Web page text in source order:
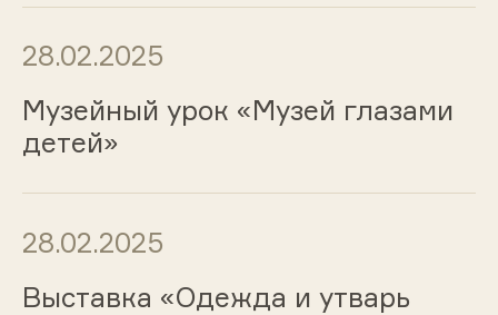
28.02.2025
Музейный урок «Музей глазами
детей»
28.02.2025
Выставка «Одежда и утварь